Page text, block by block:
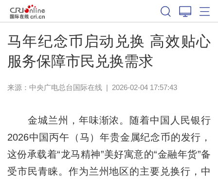
马年纪念币启动兑换 高效贴心
服务保障市民兑换需求
来源：中央广电总台国际在线| 2026-02-04 17:57:43
金城兰州，年味渐浓。随着中国人民银行
2026中国丙午（马）年贵金属纪念币的发行，
这份承载着“龙马精神”美好寓意的“金融年货”备
受市民青睐。作为兰州地区的主要兑换行，中